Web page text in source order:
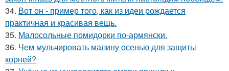
34. Вот он - пример того, как из идеи рождается
практичная и красивая вещь.
35. Малосольные помидорки по-армянски.
36. Чем мульчировать малину осенью для защиты
корней?